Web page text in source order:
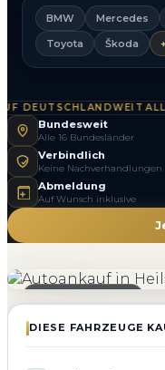
BMW Mercedes
Toyota
Škoda
DEUTSCHLANDWEIT·ALLE
Bundesweit
Alle 16 Bundesländer
Verbindlich
Keine Nachverhandlungen
Abmeldung
Auf Wunsch inklusive
DIESE FAHRZEUGE